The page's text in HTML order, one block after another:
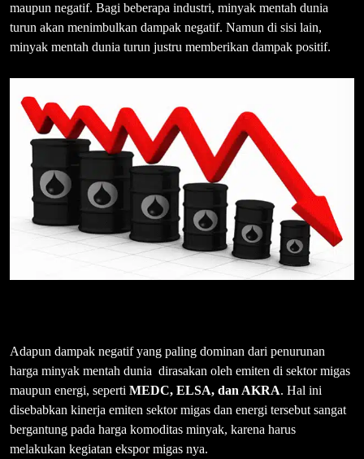
maupun negatif. Bagi beberapa industri, minyak mentah dunia
turun akan menimbulkan dampak negatif. Namun di sisi lain,
minyak mentah dunia turun justru memberikan dampak positif.
Adapun dampak negatif yang paling dominan dari penurunan
harga minyak mentah dunia dirasakan oleh emiten di sektor migas
maupun energi, seperti MEDC, ELSA, dan AKRA. Hal ini
disebabkan kinerja emiten sektor migas dan energi tersebut sangat
bergantung pada harga komoditas minyak, karena harus
melakukan kegiatan ekspor migas nya.